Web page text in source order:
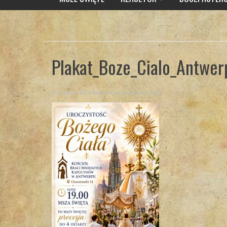
Posted ByBrat Marcin on 4 czerwca 2026